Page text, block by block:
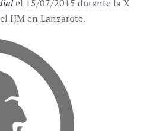
el 15/07/2015 durante la X
IJM en Lanzarote.